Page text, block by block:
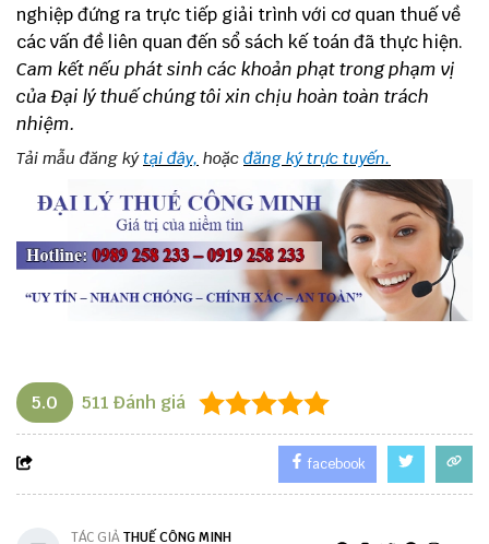
nghiệp đứng ra trực tiếp giải trình với cơ quan thuế về
các vấn đề liên quan đến sổ sách kế toán đã thực hiện.
Cam kết nếu phát sinh các khoản phạt trong phạm vị
của Đại lý thuế chúng tôi xin chịu hoàn toàn trách
nhiệm.
Tải mẫu đăng kýtại đây, hoặc đăng ký trực tuyến.
5.0 511 Đánh giá
facebook
TÁC GIẢTHUẾ CÔNG MINH